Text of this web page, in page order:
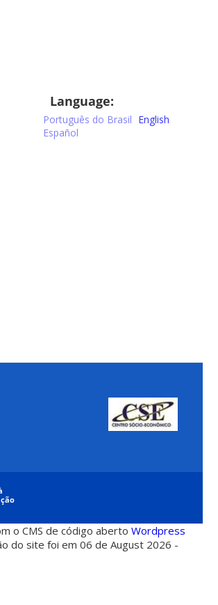
Language:
Português do Brasil English
Español
o CMS de código abertoWordpress
do site foi em 06 de August 2026 -